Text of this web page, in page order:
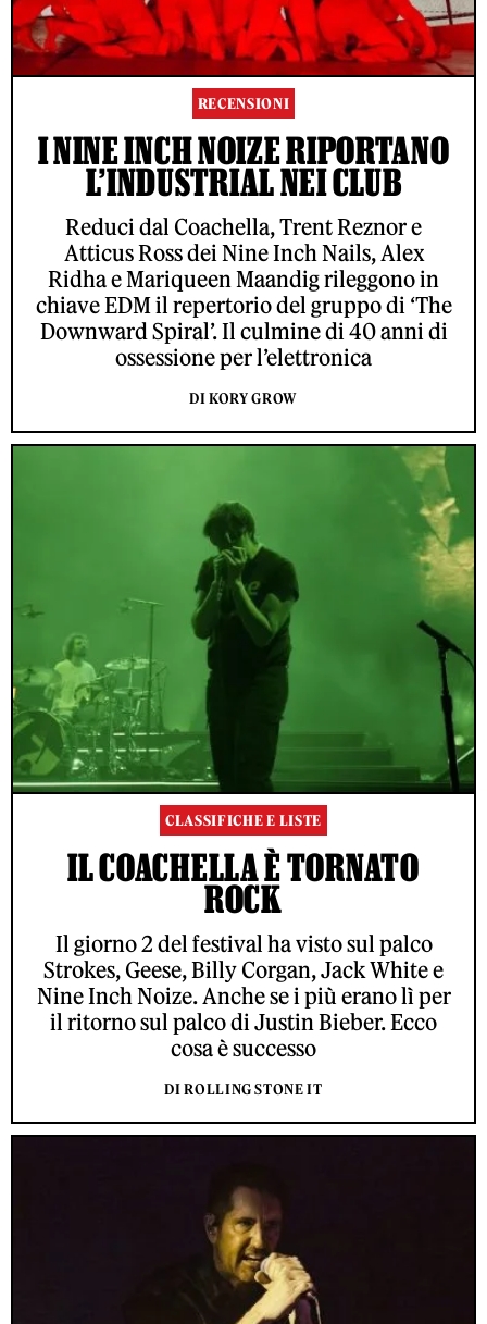
RECENSIONI
I NINE INCH NOIZE RIPORTANO
L’INDUSTRIAL NEI CLUB
Reduci dal Coachella, Trent Reznor e
Atticus Ross dei Nine Inch Nails, Alex
Ridha e Mariqueen Maandig rileggono in
chiave EDM il repertorio del gruppo di ‘The
Downward Spiral’. Il culmine di 40 anni di
ossessione per l’elettronica
DI KORY GROW
CLASSIFICHE E LISTE
IL COACHELLA È TORNATO
ROCK
Il giorno 2 del festival ha visto sul palco
Strokes, Geese, Billy Corgan, Jack White e
Nine Inch Noize. Anche se i più erano lì per
il ritorno sul palco di Justin Bieber. Ecco
cosa è successo
DI ROLLING STONE IT